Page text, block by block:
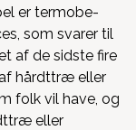
er termobe-
som svarer til
af de sidste fire
hårdttræ eller
folk vil have, og
eller